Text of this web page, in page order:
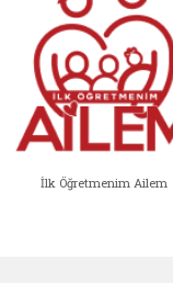
İlk Öğretmenim Ailem